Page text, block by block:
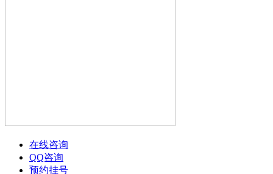
在线咨询
QQ咨询
预约挂号